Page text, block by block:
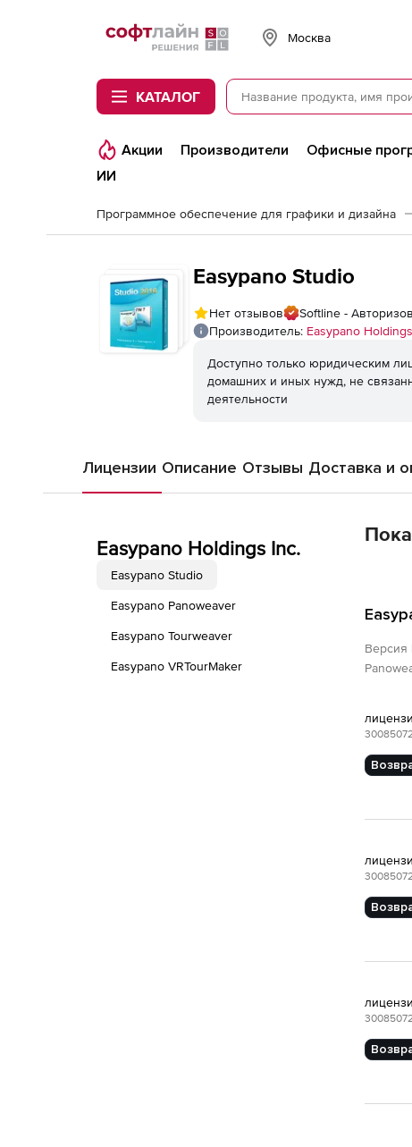
Softline
Москва
КАТАЛОГ
Акции Производители Офисные
ИИ
Программное обеспечение для графики и дизайна
Easypano Studio
Нет отзывов
Softline -
Производитель: Easypano
Доступно только юридическим
домашних и иных нужд, не
деятельности
Лицензии Описание Отзывы Доставка и
Easypano Holdings Inc.
Easypano Studio
Easypano Panoweaver
Easypano Tourweaver
Easypano VRTourMaker
Версия